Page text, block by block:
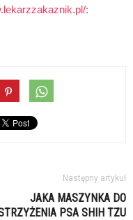
:
Następny artykuł
JAKA MASZYNKA DO
PSA SHIH TZU